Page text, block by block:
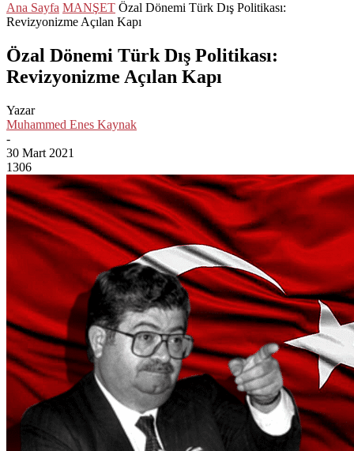
Ana Sayfa MANŞET Özal Dönemi Türk Dış Politikası:
Revizyonizme Açılan Kapı
Özal Dönemi Türk Dış Politikası:
Revizyonizme Açılan Kapı
Yazar
Muhammed Enes Kaynak
-
30 Mart 2021
1306